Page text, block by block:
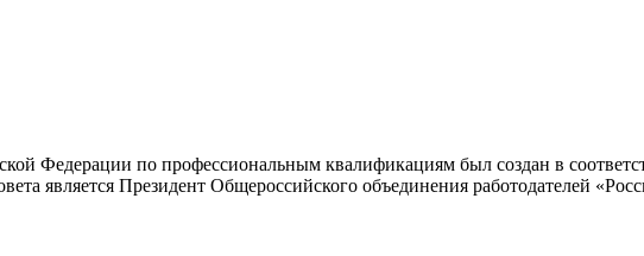
Федерации по профессиональным квалификациям был создан в
является Президент Общероссийского объединения работодателей